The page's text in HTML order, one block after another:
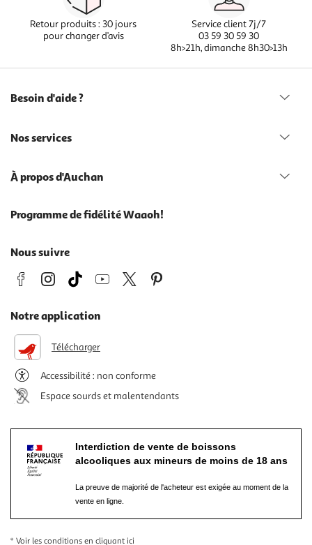
Retour produits : 30 jours
pour changer d’avis
Service client 7j/7
03 59 30 59 30
8h>21h, dimanche 8h30>13h
Besoin d'aide ?
Nos services
À propos d'Auchan
Programme de fidélité Waaoh!
Nous suivre
Notre application
Télécharger
Accessibilité : non conforme
Espace sourds et malentendants
Interdiction de vente de boissons
alcooliques aux mineurs de moins de 18 ans
La preuve de majorité de l'acheteur est exigée au moment de la
vente en ligne.
* Voir les conditions en cliquant ici